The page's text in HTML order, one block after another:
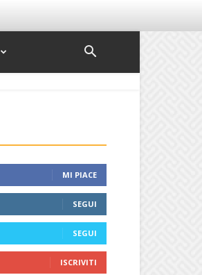
MI PIACE
SEGUI
SEGUI
ISCRIVITI